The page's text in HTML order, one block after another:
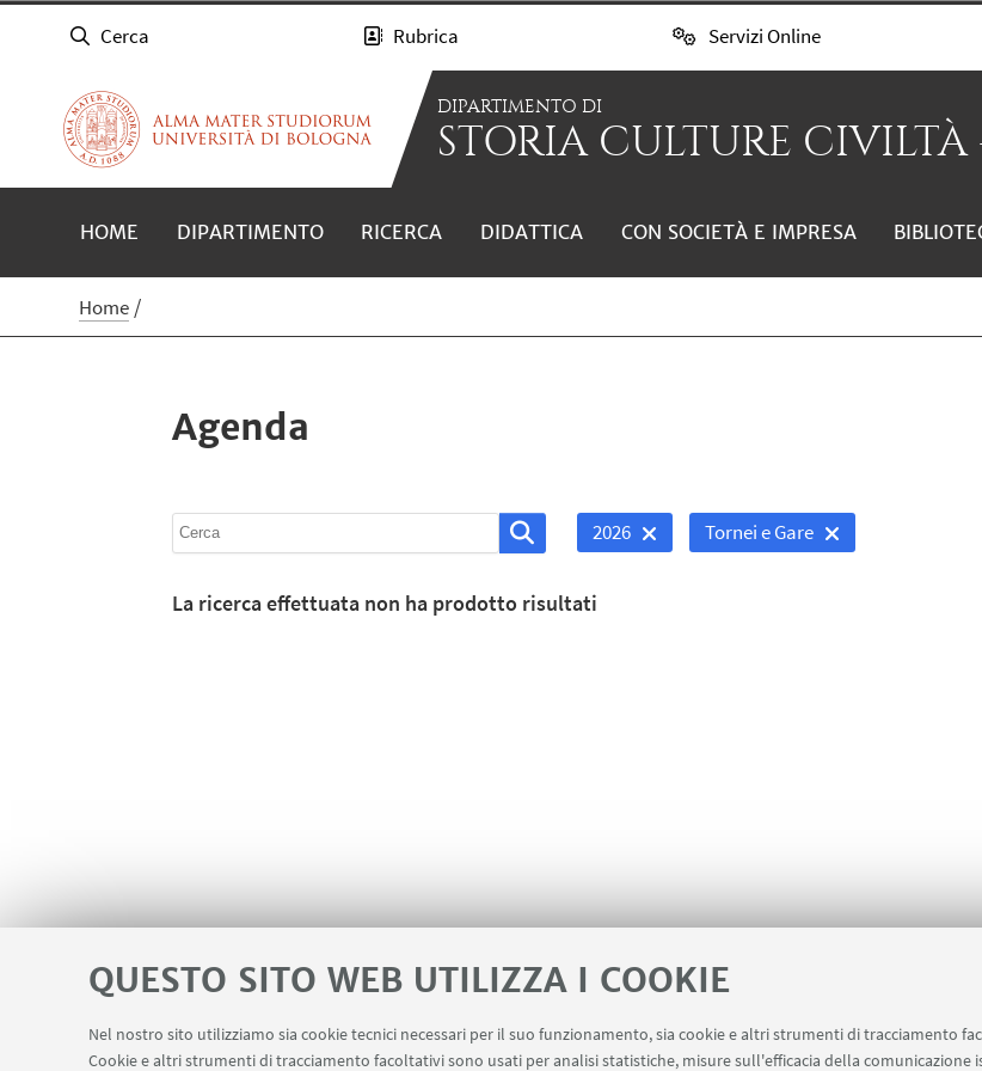
QUESTO SITO WEB UTILIZZA I COOKIE
Nel nostro sito utilizziamo sia cookie tecnici necessari per il suo funzionamento, sia cookie e altri strumenti di tracciamento
Cookie e altri strumenti di tracciamento facoltativi sono usati per analisi statistiche, misure sull'efficacia della
Cerca Rubrica Servizi Online
DIPARTIMENTO DI
STORIA CULTURE CIVILTÀ
HOME DIPARTIMENTO RICERCA DIDATTICA CON SOCIETÀ E IMPRESA
Home
Agenda
2026 Tornei e Gare
La ricerca effettuata non ha prodotto risultati
LINK UTILI Area riservata Contatti Carta dei servizi